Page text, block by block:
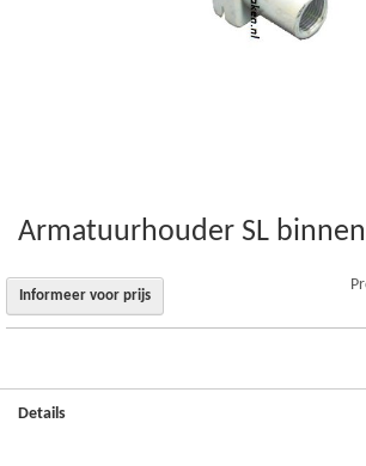
Ga
het
begin
van
gallerij
Armatuurhouder SL
Informeer voor prijs
Details